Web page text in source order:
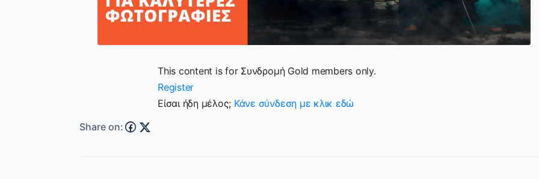
This content is for Συνδρομή Gold members only.
Register
Είσαι ήδη μέλος; Κάνε σύνδεση με κλικ εδώ
Share on: